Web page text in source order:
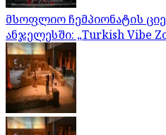
მსოფლიო ჩემპიონატის
ანჯელესში: „Turkish Vibe